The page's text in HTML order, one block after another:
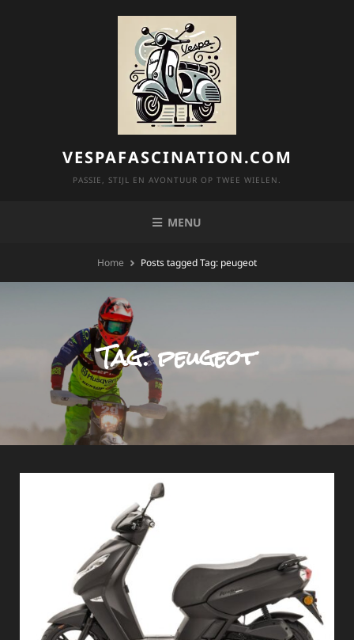
VESPAFASCINATION.COM
PASSIE, STIJL EN AVONTUUR OP TWEE WIELEN.
MENU
Home Posts taggedTag: peugeot
Tag:peugeot